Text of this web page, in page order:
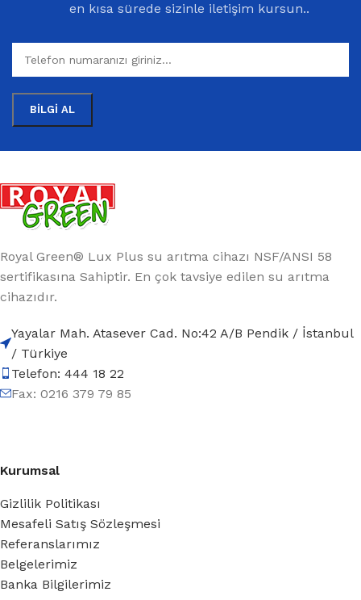
en kısa sürede sizinle iletişim kursun..
Royal Green® Lux Plus su arıtma cihazı NSF/ANSI 58
sertifikasına Sahiptir. En çok tavsiye edilen su arıtma
cihazıdır.
Yayalar Mah. Atasever Cad. No:42 A/B Pendik / İstanbul
/ Türkiye
Telefon: 444 18 22
Fax: 0216 379 79 85
Kurumsal
Gizlilik Politikası
Mesafeli Satış Sözleşmesi
Referanslarımız
Belgelerimiz
Banka Bilgilerimiz